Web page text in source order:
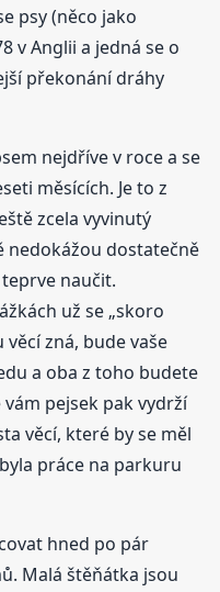
psy (něco jako
v Anglii a jedná se o
překonání dráhy
nejdříve v roce a se
měsících. Je to z
zcela vyvinutý
nedokážou dostatečně
naučit.
už se „skoro
zná, bude vaše
a oba z toho budete
pejsek pak vydrží
věcí, které by se měl
práce na parkuru
hned po pár
Malá štěňátka jsou